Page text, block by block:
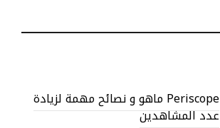
Periscope ماهو و نصائح مهمة لزيادة
عدد المشاهدين